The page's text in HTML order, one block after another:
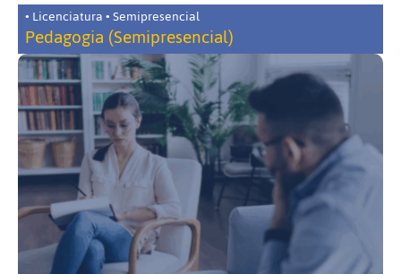
• Licenciatura • Semipresencial
Pedagogia (Semipresencial)